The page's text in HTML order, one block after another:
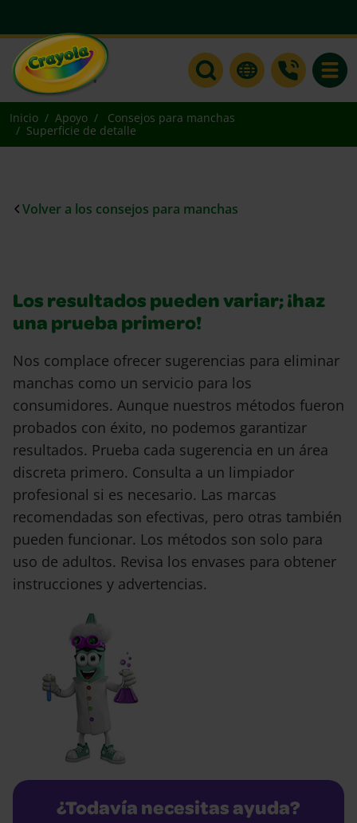
Inicio Apoyo
Consejos para manchas
Superficie de detalle
Volver a los consejos para manchas
Los resultados pueden variar; ¡haz
una prueba primero!
Nos complace ofrecer sugerencias para eliminar
manchas como un servicio para los
consumidores. Aunque nuestros métodos fueron
probados con éxito, no podemos garantizar
resultados. Prueba cada sugerencia en un área
discreta primero. Consulta a un limpiador
profesional si es necesario. Las marcas
recomendadas son efectivas, pero otras también
pueden funcionar. Los métodos son solo para
uso de adultos. Revisa los envases para obtener
instrucciones y advertencias.
¿Todavía necesitas ayuda?